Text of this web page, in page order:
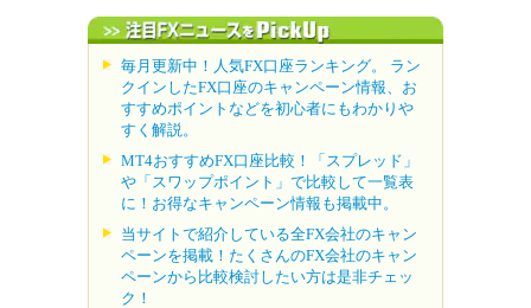
毎月更新中！人気FX口座ランキング。 ラン
クインしたFX口座のキャンペーン情報、お
すすめポイントなどを初心者にもわかりや
すく解説。
MT4おすすめFX口座比較！「スプレッド」
や「スワップポイント」で比較して一覧表
に！お得なキャンペーン情報も掲載中。
当サイトで紹介している全FX会社のキャン
ペーンを掲載！たくさんのFX会社のキャン
ペーンから比較検討したい方は是非チェッ
ク！